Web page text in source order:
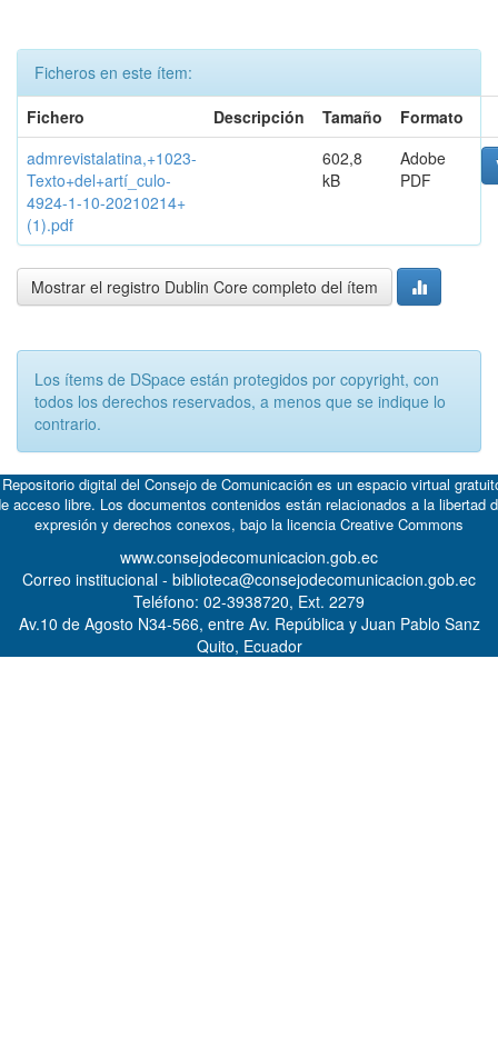
Ficheros en este ítem:
Fichero
Descripción Tamaño
Formato
admrevistalatina,+1023-
Texto+del+artí_culo-
4924-1-10-20210214+
(1).pdf
602,8
kB
Adobe
PDF
Mostrar el registro Dublin Core completo del ítem
Los ítems de DSpace están protegidos por copyright, con
todos los derechos reservados, a menos que se indique lo
contrario.
digital del Consejo de Comunicación es un espacio virtual
acceso libre. Los documentos contenidos están relacionados a la libertad
expresión y derechos conexos, bajo la licencia Creative Commons
www.consejodecomunicacion.gob.ec
Correo institucional - biblioteca@consejodecomunicacion.gob.ec
Teléfono: 02-3938720, Ext. 2279
Av.10 de Agosto N34-566, entre Av. República y Juan Pablo Sanz
Quito, Ecuador